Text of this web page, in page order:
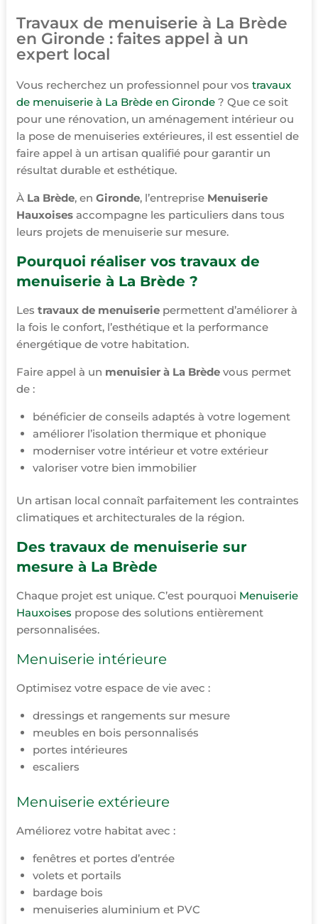
Travaux de menuiserie à La Brède
en Gironde : faites appel à un
expert local
Vous recherchez un professionnel pour vos travaux
de menuiserie à La Brède en Gironde ? Que ce soit
pour une rénovation, un aménagement intérieur ou
la pose de menuiseries extérieures, il est essentiel de
faire appel à un artisan qualifié pour garantir un
résultat durable et esthétique.
À La Brède, en Gironde, l’entreprise Menuiserie
Hauxoises accompagne les particuliers dans tous
leurs projets de menuiserie sur mesure.
Pourquoi réaliser vos travaux de
menuiserie à La Brède ?
Les travaux de menuiserie permettent d’améliorer à
la fois le confort, l’esthétique et la performance
énergétique de votre habitation.
Faire appel à un menuisier à La Brède vous permet
de :
bénéficier de conseils adaptés à votre logement
améliorer l’isolation thermique et phonique
moderniser votre intérieur et votre extérieur
valoriser votre bien immobilier
Un artisan local connaît parfaitement les contraintes
climatiques et architecturales de la région.
Des travaux de menuiserie sur
mesure à La Brède
Chaque projet est unique. C’est pourquoi Menuiserie
Hauxoises propose des solutions entièrement
personnalisées.
Menuiserie intérieure
Optimisez votre espace de vie avec :
dressings et rangements sur mesure
meubles en bois personnalisés
portes intérieures
escaliers
Menuiserie extérieure
Améliorez votre habitat avec :
fenêtres et portes d’entrée
volets et portails
bardage bois
menuiseries aluminium et PVC